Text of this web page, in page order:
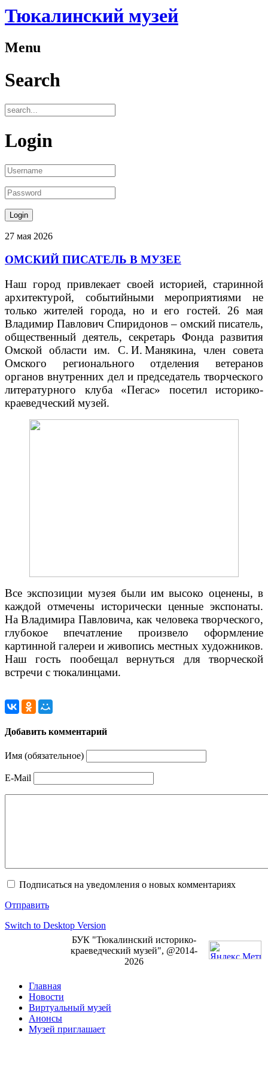
Тюкалинский музей
Menu
Search
Login
27 мая 2026
ОМСКИЙ ПИСАТЕЛЬ В МУЗЕЕ
Наш город привлекает своей историей, старинной
архитектурой, событийными мероприятиями не
только жителей города, но и его гостей. 26 мая
Владимир Павлович Спиридонов – омский писатель,
общественный деятель, секретарь Фонда развития
Омской области им. С. И. Манякина, член совета
Омского регионального отделения ветеранов
органов внутренних дел и председатель творческого
литературного клуба «Пегас» посетил историко-
краеведческий музей.
Все экспозиции музея были им высоко оценены, в
каждой отмечены исторически ценные экспонаты.
На Владимира Павловича, как человека творческого,
глубокое впечатление произвело оформление
картинной галереи и живопись местных художников.
Наш гость пообещал вернуться для творческой
встречи с тюкалинцами.
Добавить комментарий
Имя (обязательное)
E-Mail
Подписаться на уведомления о новых комментариях
Отправить
Switch to Desktop Version
БУК "Тюкалинский историко-
краеведческий музей", @2014-
2026
Главная
Новости
Виртуальный музей
Анонсы
Музей приглашает